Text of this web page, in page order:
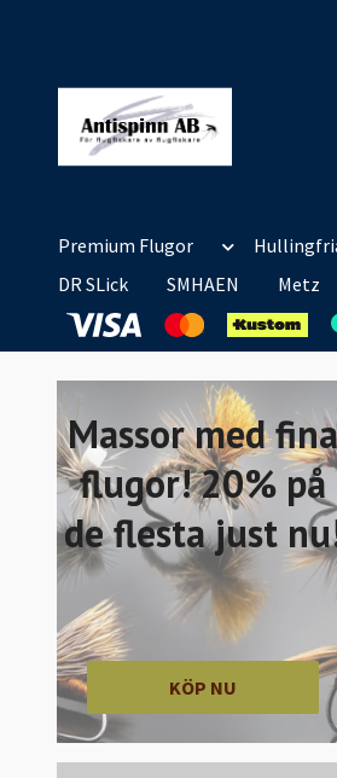
Premium Flugor
DR SLick
SMHAEN Metz
Massor med fina
flugor! 20% på
de flesta just
KÖP NU